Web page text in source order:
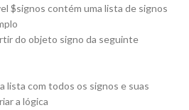
$signos contém uma lista de signos
do objeto signo da seguinte
lista com todos os signos e suas
a lógica